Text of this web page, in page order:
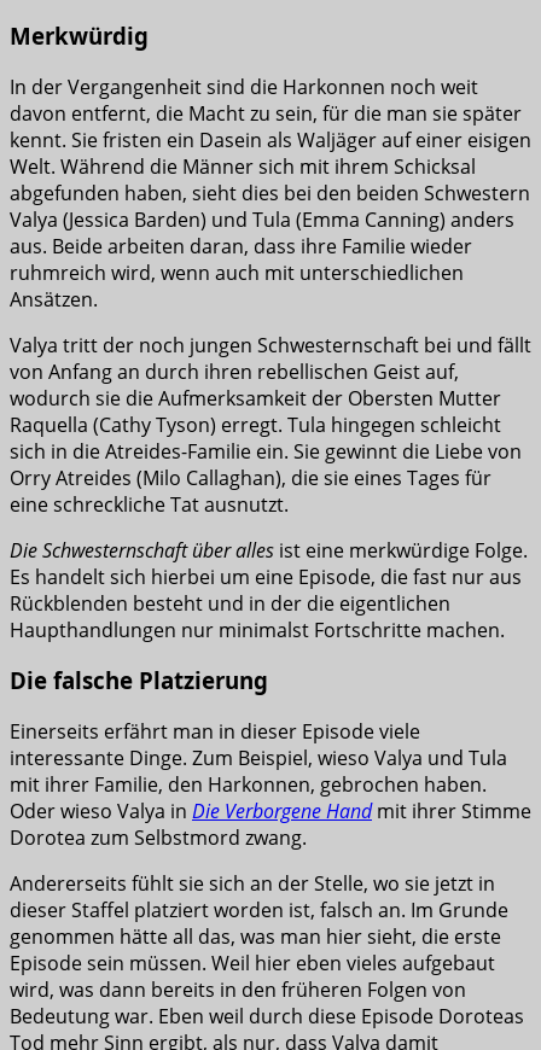
Merkwürdig
In der Vergangenheit sind die Harkonnen noch weit
davon entfernt, die Macht zu sein, für die man sie später
kennt. Sie fristen ein Dasein als Waljäger auf einer eisigen
Welt. Während die Männer sich mit ihrem Schicksal
abgefunden haben, sieht dies bei den beiden Schwestern
Valya (Jessica Barden) und Tula (Emma Canning) anders
aus. Beide arbeiten daran, dass ihre Familie wieder
ruhmreich wird, wenn auch mit unterschiedlichen
Ansätzen.
Valya tritt der noch jungen Schwesternschaft bei und fällt
von Anfang an durch ihren rebellischen Geist auf,
wodurch sie die Aufmerksamkeit der Obersten Mutter
Raquella (Cathy Tyson) erregt. Tula hingegen schleicht
sich in die Atreides-Familie ein. Sie gewinnt die Liebe von
Orry Atreides (Milo Callaghan), die sie eines Tages für
eine schreckliche Tat ausnutzt.
Die Schwesternschaft über alles ist eine merkwürdige Folge.
Es handelt sich hierbei um eine Episode, die fast nur aus
Rückblenden besteht und in der die eigentlichen
Haupthandlungen nur minimalst Fortschritte machen.
Die falsche Platzierung
Einerseits erfährt man in dieser Episode viele
interessante Dinge. Zum Beispiel, wieso Valya und Tula
mit ihrer Familie, den Harkonnen, gebrochen haben.
Oder wieso Valya in Die Verborgene Handmit ihrer Stimme
Dorotea zum Selbstmord zwang.
Andererseits fühlt sie sich an der Stelle, wo sie jetzt in
dieser Staffel platziert worden ist, falsch an. Im Grunde
genommen hätte all das, was man hier sieht, die erste
Episode sein müssen. Weil hier eben vieles aufgebaut
wird, was dann bereits in den früheren Folgen von
Bedeutung war. Eben weil durch diese Episode Doroteas
Tod mehr Sinn ergibt, als nur, dass Valya damit